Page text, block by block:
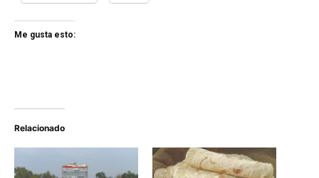
Me gusta esto:
Relacionado